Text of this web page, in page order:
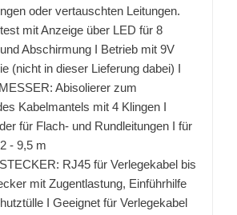
oder vertauschten Leitungen.
mit Anzeige über LED für 8
Abschirmung I Betrieb mit 9V
(nicht in dieser Lieferung dabei) I
Abisolierer zum
Kabelmantels mit 4 Klingen I
für Flach- und Rundleitungen I für
- 9,5 m
RJ45 für Verlegekabel bis
mit Zugentlastung, Einführhilfe
I Geeignet für Verlegekabel